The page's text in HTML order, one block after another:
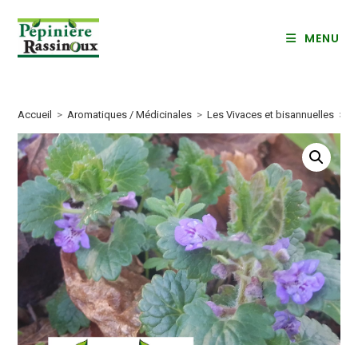
content
MENU
Accueil > Aromatiques / Médicinales > Les Vivaces et bisannuelles >